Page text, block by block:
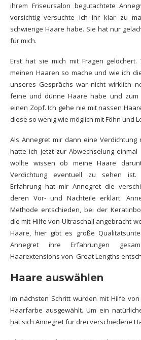
ihrem Friseursalon begutachtete
vorsichtig versuchte ich ihr klar zu
schwierige Haare habe. Sie hat nur
für mich.
Erst hat sie mich mit Fragen
meinen Haaren so mache und wie ich
unseres Gesprächs war nicht wirklich
feine und dünne Haare habe und zum
einen Zopf. Ich gehe nie mit nassen
diese so wenig wie möglich mit Föhn und
Als Annegret mir dann eine Verdichtung
hatte ich jetzt zur Abwechselung
wollte wissen ob meine Haare
Verdichtung eventuell zu sehen ist.
Erfahrung hat mir Annegret die
deren Vor- und Nachteile erklärt.
Methode entschieden, bei der
die mit Hilfe von Ultraschall angebracht
Haare, hier gibt es große
Annegret ihre Erfahrungen
Haarextensions von Great Lengths
Haare auswählen
Im nächsten Schritt wurden mit Hilfe
Haarfarbe ausgewählt. Um ein
hat sich Annegret für drei verschiedene